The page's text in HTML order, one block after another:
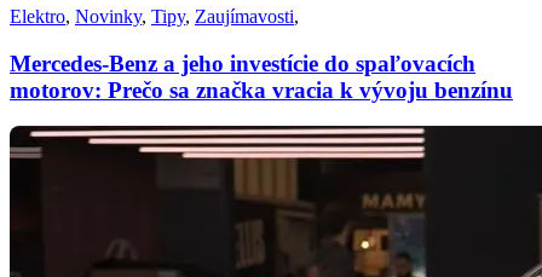
Elektro, Novinky, Tipy, Zaujímavosti,
Mercedes-Benz a jeho investície do spaľovacích
motorov: Prečo sa značka vracia k vývoju benzínu